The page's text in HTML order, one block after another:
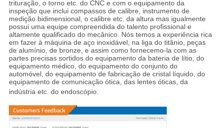
trituração, o torno etc. do CNC e com o equipamento da
inspeção que inclui compassos de calibre, instrumento de
medição bidimensional, o calibre etc. da altura mas igualmente
possui uma equipe compreendida do talento profissional e
altamente qualificado do mecânico. Nós temos a experiência rica
em fazer à máquina de aço inoxidável, na liga do titânio, peças
de alumínio, de bronze, e assim como fornecemo-la com as
partes precisas sortidos do equipamento da bateria de lítio, do
equipamento médico, do equipamento do conjunto do
automóvel, do equipamento de fabricação de cristal líquido, do
equipamento de comunicação ótica, das lentes óticas, da
indústria etc. do endoscópio.